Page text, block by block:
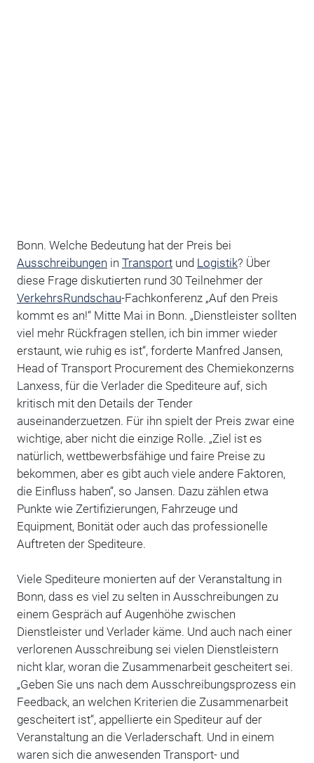
Bonn. Welche Bedeutung hat der Preis bei
Ausschreibungen in Transportund Logistik? Über
diese Frage diskutierten rund 30 Teilnehmer der
VerkehrsRundschau-Fachkonferenz „Auf den Preis
kommt es an!“ Mitte Mai in Bonn. „Dienstleister sollten
viel mehr Rückfragen stellen, ich bin immer wieder
erstaunt, wie ruhig es ist“, forderte Manfred Jansen,
Head of Transport Procurement des Chemiekonzerns
Lanxess, für die Verlader die Spediteure auf, sich
kritisch mit den Details der Tender
auseinanderzuetzen. Für ihn spielt der Preis zwar eine
wichtige, aber nicht die einzige Rolle. „Ziel ist es
natürlich, wettbewerbsfähige und faire Preise zu
bekommen, aber es gibt auch viele andere Faktoren,
die Einfluss haben“, so Jansen. Dazu zählen etwa
Punkte wie Zertifizierungen, Fahrzeuge und
Equipment, Bonität oder auch das professionelle
Auftreten der Spediteure.
Viele Spediteure monierten auf der Veranstaltung in
Bonn, dass es viel zu selten in Ausschreibungen zu
einem Gespräch auf Augenhöhe zwischen
Dienstleister und Verlader käme. Und auch nach einer
verlorenen Ausschreibung sei vielen Dienstleistern
nicht klar, woran die Zusammenarbeit gescheitert sei.
„Geben Sie uns nach dem Ausschreibungsprozess ein
Feedback, an welchen Kriterien die Zusammenarbeit
gescheitert ist“, appellierte ein Spediteur auf der
Veranstaltung an die Verladerschaft. Und in einem
waren sich die anwesenden Transport- und